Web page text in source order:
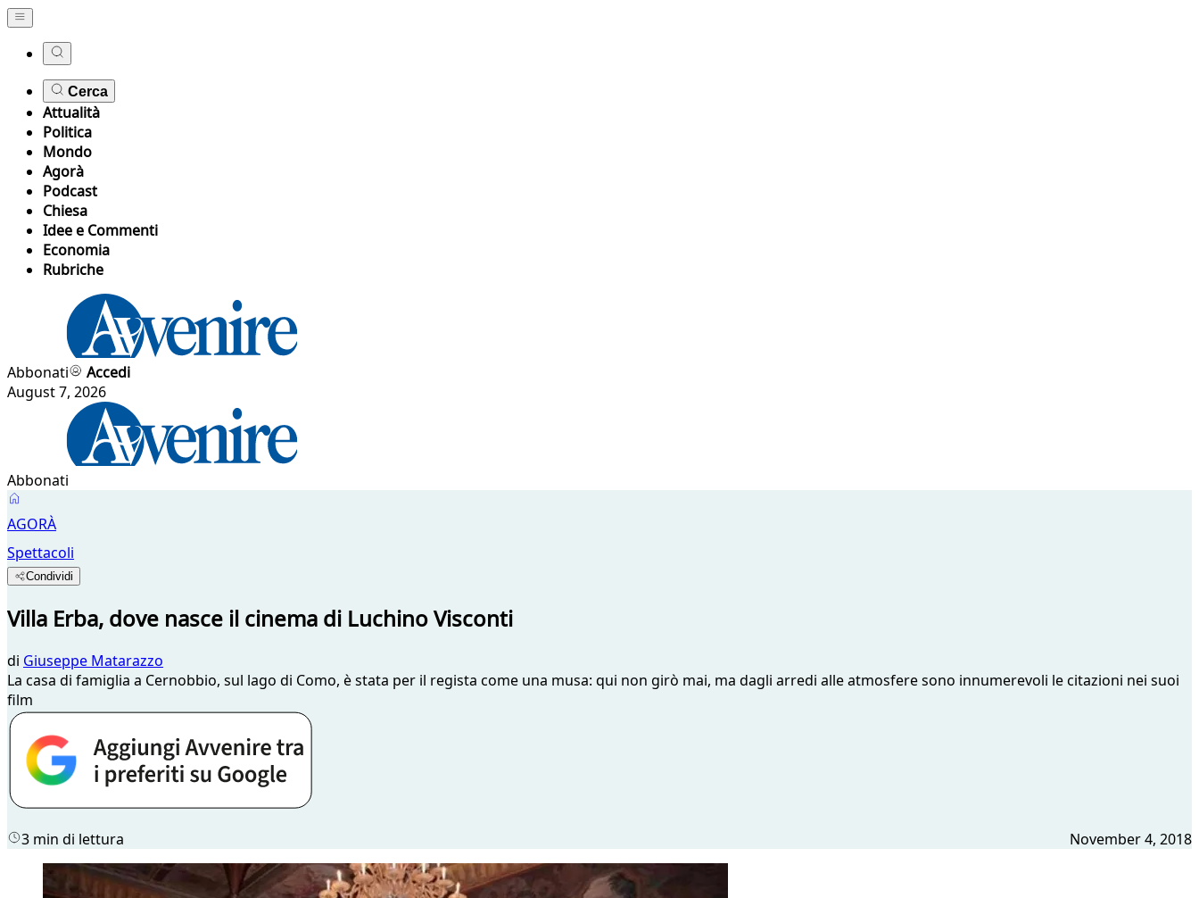
Cerca
Attualità
Politica
Mondo
Agorà
Podcast
Chiesa
Idee e Commenti
Economia
Rubriche
Abbonati
Accedi
August 7, 2026
Abbonati
AGORÀ
Spettacoli
Condividi
Villa Erba, dove nasce il cinema di Luchino Visconti
di Giuseppe Matarazzo
La casa di famiglia a Cernobbio, sul lago di Como, è stata per il regista come una musa: qui non girò mai, ma dagli arredi alle atmosfere sono innumerevoli le citazioni nei suoi
film
3 min di lettura November 4, 2018